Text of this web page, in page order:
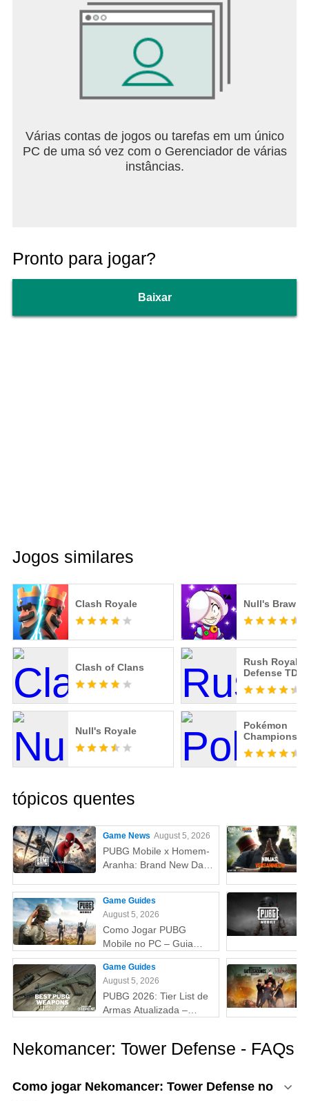
Várias contas de jogos ou tarefas em um único
PC de uma só vez com o Gerenciador de várias
instâncias.
Pronto para jogar?
Baixar
Jogos similares
Clash Royale Null's Brawl
Clash of Clans
Rush Royale:
Defense TD
Null's Royale
Pokémon
Champions
tópicos quentes
Game News August 5, 2026
PUBG Mobile x Homem-
Aranha: Brand New Day
que você precisa saber!
Game Guides
August 5, 2026
Como Jogar PUBG
Mobile no PC – Guia
Passo a Passo com
Emulador (Atualizado
2026)
Game Guides
August 5, 2026
PUBG 2026: Tier List de
Armas Atualizada –
Nekomancer: Tower Defense - FAQs
Como jogar Nekomancer: Tower Defense no